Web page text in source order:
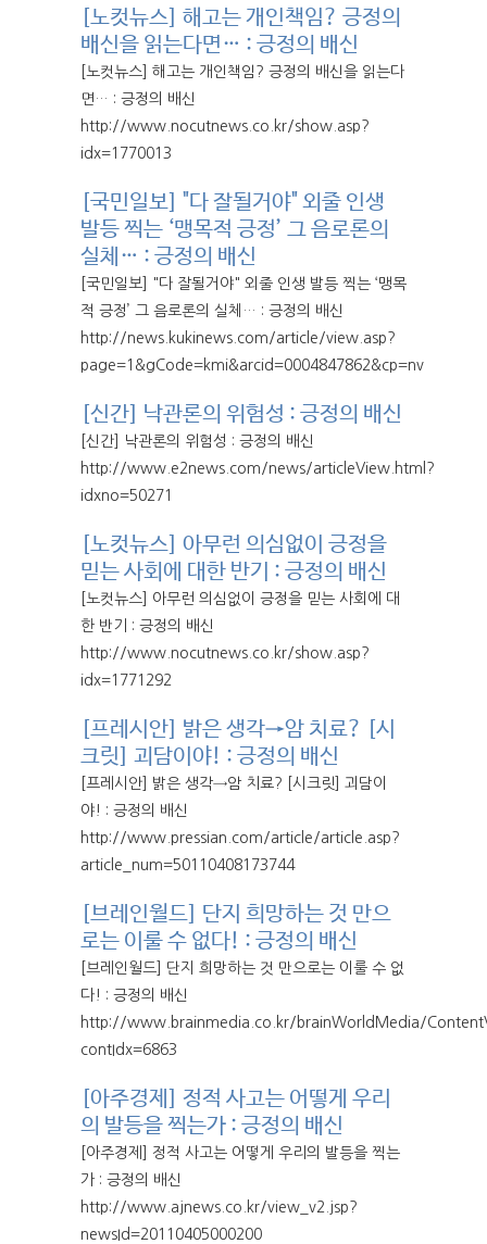
[노컷뉴스] 해고는 개인책임? 긍정의
배신을 읽는다면… : 긍정의 배신
[노컷뉴스] 해고는 개인책임? 긍정의 배신을 읽는다
면… : 긍정의 배신
http://www.nocutnews.co.kr/show.asp?
idx=1770013
[국민일보] "다 잘될거야" 외줄 인생
발등 찍는 ‘맹목적 긍정’ 그 음로론의
실체… : 긍정의 배신
[국민일보] "다 잘될거야" 외줄 인생 발등 찍는 ‘맹목
적 긍정’ 그 음로론의 실체… : 긍정의 배신
http://news.kukinews.com/article/view.asp?
page=1&gCode=kmi&arcid=0004847862&cp=nv
[신간] 낙관론의 위험성 : 긍정의 배신
[신간] 낙관론의 위험성 : 긍정의 배신
http://www.e2news.com/news/articleView.html?
idxno=50271
[노컷뉴스] 아무런 의심없이 긍정을
믿는 사회에 대한 반기 : 긍정의 배신
[노컷뉴스] 아무런 의심없이 긍정을 믿는 사회에 대
한 반기 : 긍정의 배신
http://www.nocutnews.co.kr/show.asp?
idx=1771292
[프레시안] 밝은 생각→암 치료? [시
크릿] 괴담이야! : 긍정의 배신
[프레시안] 밝은 생각→암 치료? [시크릿] 괴담이
야! : 긍정의 배신
http://www.pressian.com/article/article.asp?
article_num=50110408173744
[브레인월드] 단지 희망하는 것 만으
로는 이룰 수 없다! : 긍정의 배신
[브레인월드] 단지 희망하는 것 만으로는 이룰 수 없
다! : 긍정의 배신
http://www.brainmedia.co.kr/brainWorldMedia/
contIdx=6863
[아주경제] 정적 사고는 어떻게 우리
의 발등을 찍는가 : 긍정의 배신
[아주경제] 정적 사고는 어떻게 우리의 발등을 찍는
가 : 긍정의 배신
http://www.ajnews.co.kr/view_v2.jsp?
newsId=20110405000200